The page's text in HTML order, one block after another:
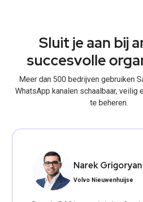
Sluit je aan bij
succesvolle
Meer dan 500 bedrijven gebruiken
WhatsApp kanalen schaalbaar, veilig
te beheren.
Narek Grigoryan
Volvo Nieuwenhuijse